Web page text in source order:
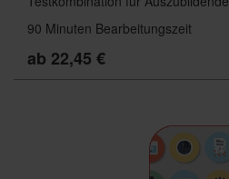
90 Minuten Bearbeitungszeit
ab 22,45 €